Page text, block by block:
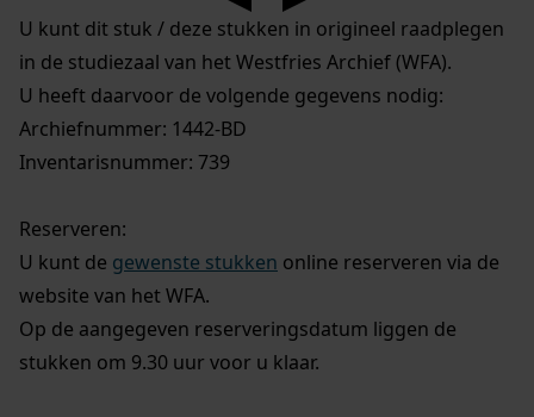
U kunt dit stuk / deze stukken in origineel raadplegen
in de studiezaal van het Westfries Archief (WFA).
U heeft daarvoor de volgende gegevens nodig:
Archiefnummer: 1442-BD
Inventarisnummer: 739
Reserveren:
U kunt de gewenste stukken online reserveren via de
website van het WFA.
Op de aangegeven reserveringsdatum liggen de
stukken om 9.30 uur voor u klaar.